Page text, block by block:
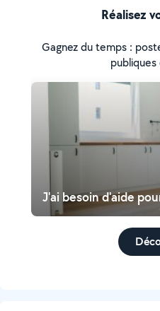
Réalisez
Gagnez du temps :
publiques
J'ai besoin d'aide